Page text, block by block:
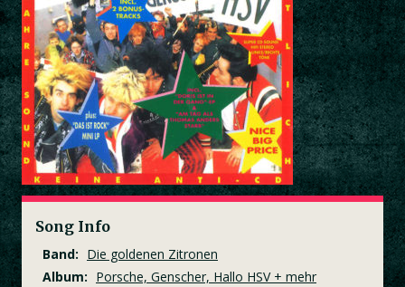
Song Info
Band: Die goldenen Zitronen
Album: Porsche, Genscher, Hallo HSV + mehr